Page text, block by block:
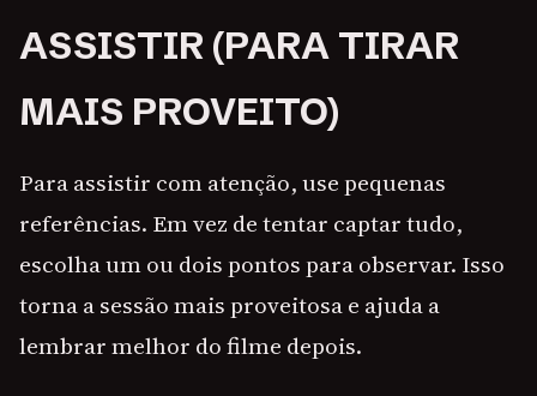
ASSISTIR (PARA TIRAR
MAIS PROVEITO)
Para assistir com atenção, use pequenas
referências. Em vez de tentar captar tudo,
escolha um ou dois pontos para observar. Isso
torna a sessão mais proveitosa e ajuda a
lembrar melhor do filme depois.